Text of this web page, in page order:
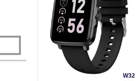
W32